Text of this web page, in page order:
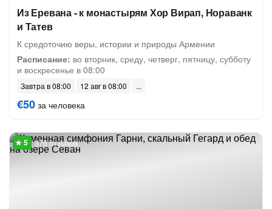
Из Еревана - к монастырям Хор Вирап, Нораванк
и Татев
К средоточию веры, истории и природы Армении
Расписание: во вторник, среду, четверг, пятницу, субботу
и воскресенье в 08:00
Завтра в 08:00 12 авг в 08:00
€50 за человека
376 отзывов